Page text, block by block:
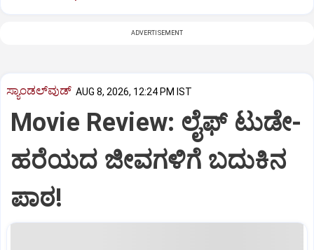
ADVERTISEMENT
ಸ್ಯಾಂಡಲ್‌ವುಡ್‌ AUG 8, 2026, 12:24 PM IST
Movie Review: ಲೈಫ್‌ ಟುಡೇ-
ಹರೆಯದ ಜೀವಗಳಿಗೆ ಬದುಕಿನ
ಪಾಠ!